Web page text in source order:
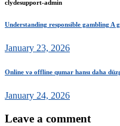
clydesupport-admin
Understanding responsible gambling A
January 23, 2026
Online və offline qumar hansı daha
January 24, 2026
Leave a comment